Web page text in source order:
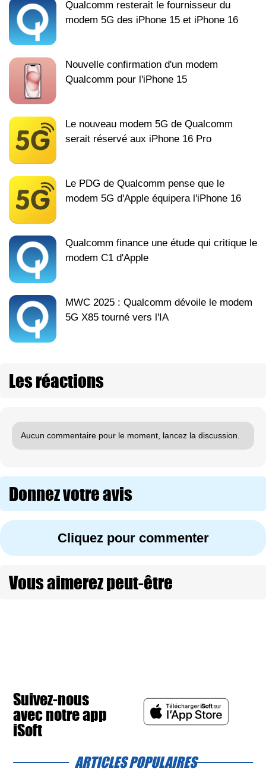
Qualcomm resterait le fournisseur du
modem 5G des iPhone 15 et iPhone 16
Nouvelle confirmation d'un modem
Qualcomm pour l'iPhone 15
Le nouveau modem 5G de Qualcomm
serait réservé aux iPhone 16 Pro
Le PDG de Qualcomm pense que le
modem 5G d'Apple équipera l'iPhone 16
Qualcomm finance une étude qui critique le
modem C1 d'Apple
MWC 2025 : Qualcomm dévoile le modem
5G X85 tourné vers l'IA
Les réactions
Aucun commentaire pour le moment, lancez la discussion.
Donnez votre avis
Cliquez pour commenter
Vous aimerez peut-être
Suivez-nous
avec notre app
iSoft
ARTICLES POPULAIRES